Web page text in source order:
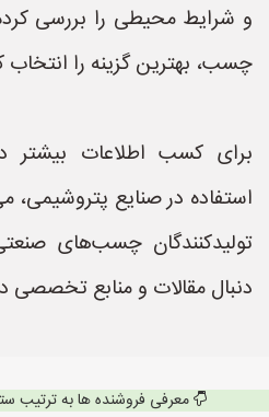
و شرایط محیطی را بررسی
چسب، بهترین گزینه را انتخاب
برای کسب اطلاعات
استفاده در صنایع پتروشیمی،
تولیدکنندگان چسب‌های
دنبال مقالات و منابع تخصصی
معرفی فروشنده ها به